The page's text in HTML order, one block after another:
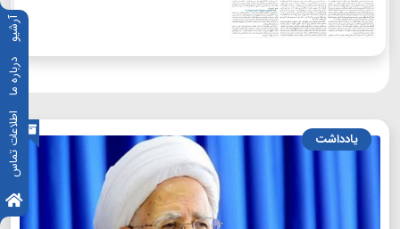
آرشیو
درباره ما
اطلاعات تماس یادداشت